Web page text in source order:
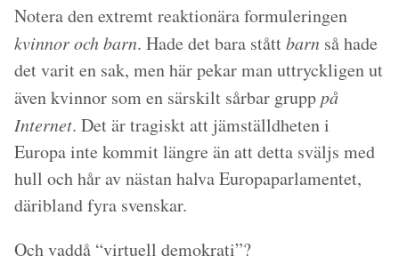
Notera den extremt reaktionära formuleringen
kvinnor och barn. Hade det bara ståttbarn så hade
det varit en sak, men här pekar man uttryckligen ut
även kvinnor som en särskilt sårbar grupppå
Internet. Det är tragiskt att jämställdheten i
Europa inte kommit längre än att detta sväljs med
hull och hår av nästan halva Europaparlamentet,
däribland fyra svenskar.
Och vaddå “virtuell demokrati”?